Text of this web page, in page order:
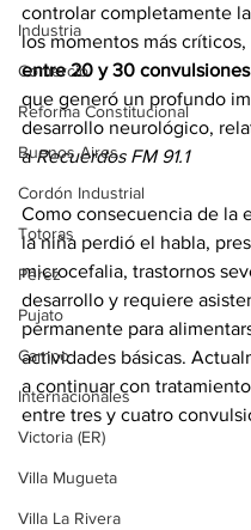
Industria
Comercio
Reforma Constitucional
Buenos Aires
Cordón Industrial
Totoras
Pérez
Pujato
Campo
Internacionales
Victoria (ER)
Villa Mugueta
Villa La Rivera
controlar completamente
los momentos más
entre 20 y 30
que generó un profundo
desarrollo neurológico,
a Recuerdos FM 91.1
Como consecuencia de la
la niña perdió el habla,
microcefalia, trastornos
desarrollo y requiere
permanente para
actividades básicas.
a continuar con
entre tres y cuatro